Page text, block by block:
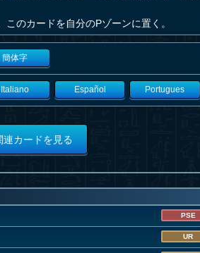
のカードを自分のPゾーンに置く。
簡体字
Italiano Español Portugues
連カードを見る
PSE
UR